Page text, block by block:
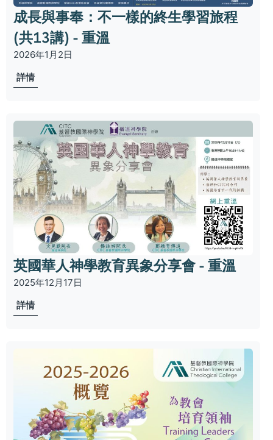
成長與事奉：不一樣的終生學習旅程
(共13講) - 重溫
2026年1月2日
詳情
英國華人神學教育異象分享會 - 重溫
2025年12月17日
詳情